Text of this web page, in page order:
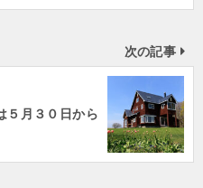
次の記事
５月３０日から